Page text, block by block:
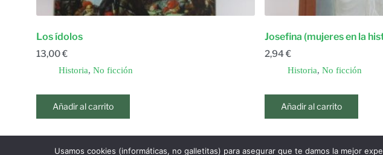
Los ídolos
13,00€
Historia, No ficción
Añadir al carrito
Josefina (mujeres en la
2,94€
Historia, No ficción
Añadir al carrito
Usamos cookies (informáticas, no galletitas) para asegurar que te damos la mejor